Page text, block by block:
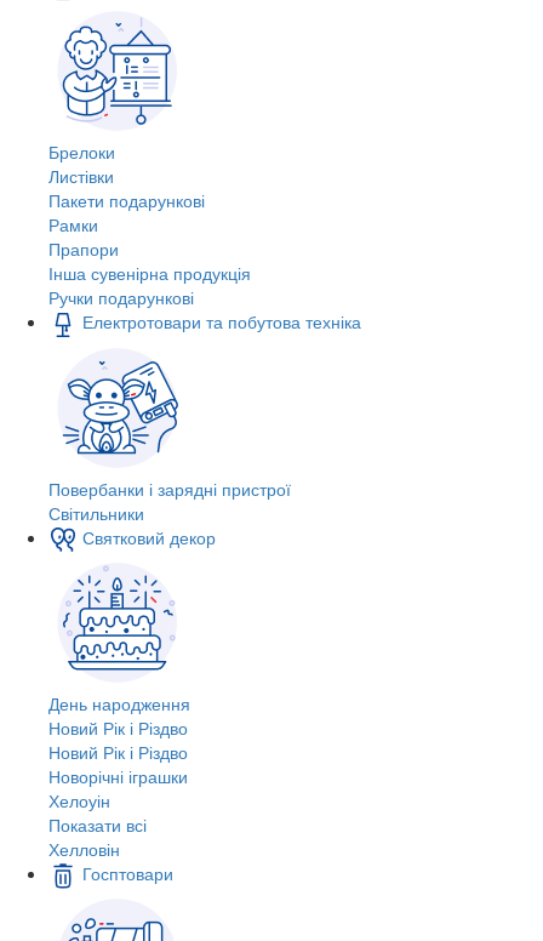
Брелоки
Листівки
Пакети подарункові
Рамки
Прапори
Інша сувенірна продукція
Ручки подарункові
Електротовари та побутова техніка
Повербанки і зарядні пристрої
Світильники
Святковий декор
День народження
Новий Рік і Різдво
Новий Рік і Різдво
Новорічні іграшки
Хелоуін
Показати всі
Хелловін
Госптовари